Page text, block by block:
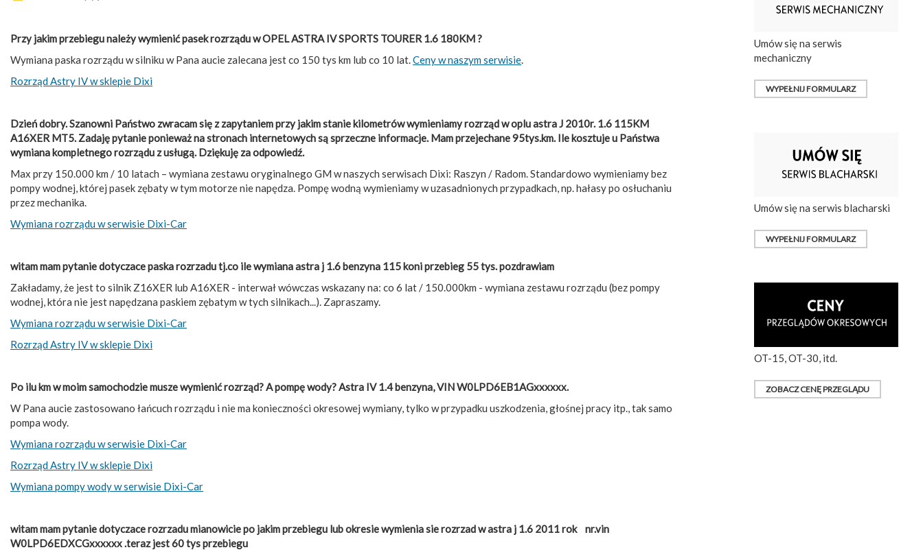
Przy jakim przebiegu należy wymienić pasek rozrządu w OPEL ASTRA IV SPORTS TOURER 1.6 180KM ?
Wymiana paska rozrządu w silniku w Pana aucie zalecana jest co 150 tys km lub co 10 lat.Ceny w naszym serwisie.
Rozrząd Astry IV w sklepie Dixi
Dzień dobry. Szanowni Państwo zwracam się z zapytaniem przy jakim stanie kilometrów wymieniamy rozrząd w oplu astra J 2010r. 1.6 115KM
A16XER MT5. Zadaję pytanie ponieważ na stronach internetowych są sprzeczne informacje. Mam przejechane 95tys.km. Ile kosztuje u Państwa
wymiana kompletnego rozrządu z usługą. Dziękuję za odpowiedź.
Max przy 150.000 km / 10 latach – wymiana zestawu oryginalnego GM w naszych serwisach Dixi: Raszyn / Radom. Standardowo wymieniamy bez
pompy wodnej, której pasek zębaty w tym motorze nie napędza. Pompę wodną wymieniamy w uzasadnionych przypadkach, np. hałasy po osłuchaniu
przez mechanika.
Wymiana rozrządu w serwisie Dixi-Car
witam mam pytanie dotyczace paska rozrzadu tj.co ile wymiana astra j 1.6 benzyna 115 koni przebieg 55 tys. pozdrawiam
Zakładamy, że jest to silnik Z16XER lub A16XER - interwał wówczas wskazany na: co 6 lat / 150.000km - wymiana zestawu rozrządu (bez pompy
wodnej, która nie jest napędzana paskiem zębatym w tych silnikach...). Zapraszamy.
Wymiana rozrządu w serwisie Dixi-Car
Rozrząd Astry IV w sklepie Dixi
Po ilu km w moim samochodzie musze wymienić rozrząd? A pompę wody? Astra IV 1.4 benzyna, VIN W0LPD6EB1AGxxxxxx.
W Pana aucie zastosowano łańcuch rozrządu i nie ma konieczności okresowej wymiany, tylko w przypadku uszkodzenia, głośnej pracy itp., tak samo
pompa wody.
Wymiana rozrządu w serwisie Dixi-Car
Rozrząd Astry IV w sklepie Dixi
Wymiana pompy wody w serwisie Dixi-Car
witam mam pytanie dotyczace rozrzadu mianowicie po jakim przebiegu lub okresie wymienia sie rozrzad w astra j 1.6 2011 rok nr.vin
W0LPD6EDXCGxxxxxx .teraz jest 60 tys przebiegu
Umów się na serwis
mechaniczny
WYPEŁNIJ FORMULARZ
Umów się na serwis blacharski
WYPEŁNIJ FORMULARZ
OT-15, OT-30, itd.
ZOBACZ CENĘ PRZEGLĄDU